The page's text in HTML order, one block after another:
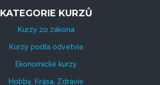
KATEGORIE KURZŮ
Kurzy zo zákona
Kurzy podľa odvetvia
Ekonomické kurzy
Hobby, Krása, Zdravie